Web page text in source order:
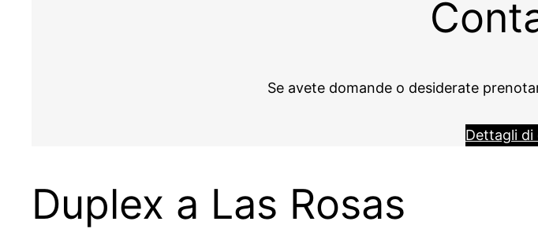
Se avete domande o desiderate
Dettagli
Duplex a Las Rosas